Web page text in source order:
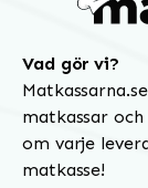
Vad gör vi?
matkassar
om varje
matkasse!